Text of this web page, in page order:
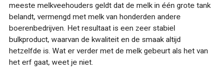
meeste melkveehouders geldt dat de melk in één grote tank
belandt, vermengd met melk van honderden andere
boerenbedrijven. Het resultaat is een zeer stabiel
bulkproduct, waarvan de kwaliteit en de smaak altijd
hetzelfde is. Wat er verder met de melk gebeurt als het van
het erf gaat, weet je niet.